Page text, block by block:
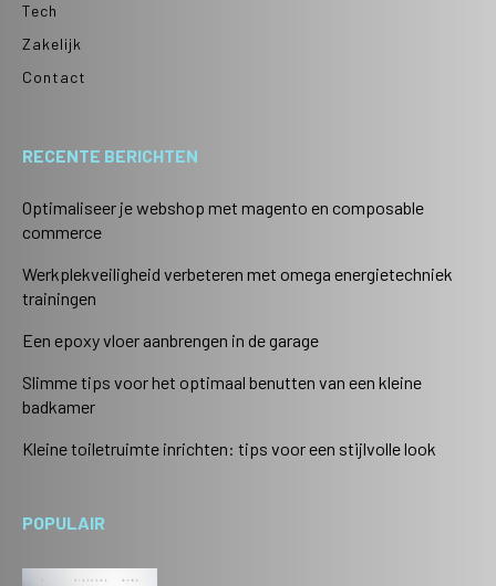
Tech
Zakelijk
Contact
RECENTE BERICHTEN
Optimaliseer je webshop met magento en composable
commerce
Werkplekveiligheid verbeteren met omega energietechniek
trainingen
Een epoxy vloer aanbrengen in de garage
Slimme tips voor het optimaal benutten van een kleine
badkamer
Kleine toiletruimte inrichten: tips voor een stijlvolle look
POPULAIR